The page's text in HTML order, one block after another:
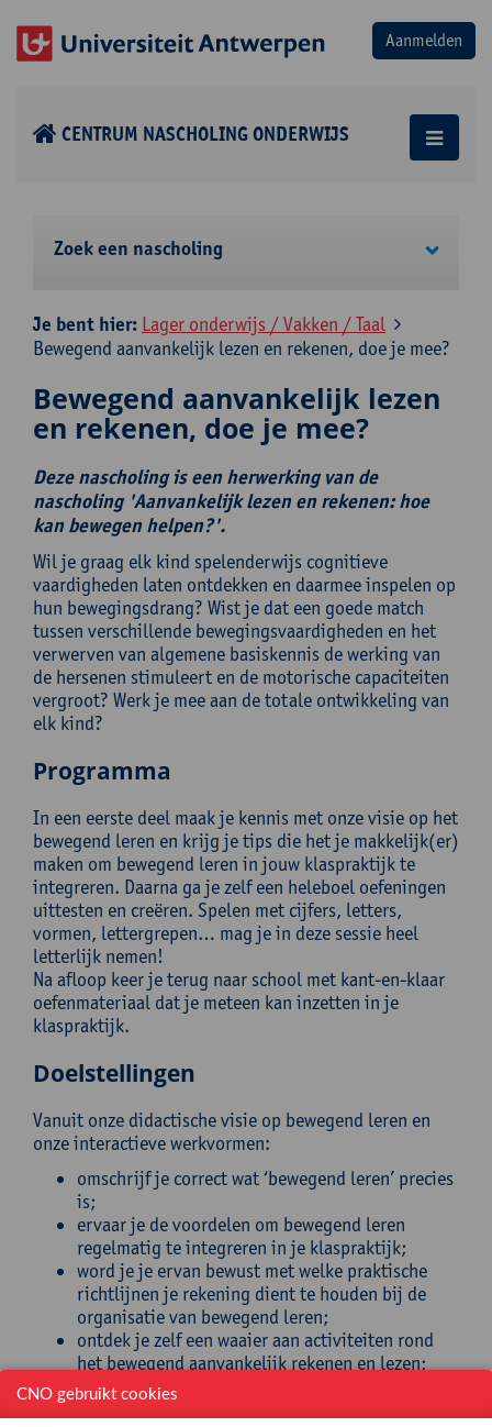
CENTRUM NASCHOLING ONDERWIJS
Zoek een nascholing
Je bent hier: Lager onderwijs / Vakken / Taal
Bewegend aanvankelijk lezen en rekenen, doe je mee?
Bewegend aanvankelijk lezen
en rekenen, doe je mee?
Deze nascholing is een herwerking van de
nascholing 'Aanvankelijk lezen en rekenen: hoe
kan bewegen helpen?'.
Wil je graag elk kind spelenderwijs cognitieve
vaardigheden laten ontdekken en daarmee inspelen op
hun bewegingsdrang? Wist je dat een goede match
tussen verschillende bewegingsvaardigheden en het
verwerven van algemene basiskennis de werking van
de hersenen stimuleert en de motorische capaciteiten
vergroot? Werk je mee aan de totale ontwikkeling van
elk kind?
Programma
In een eerste deel maak je kennis met onze visie op het
bewegend leren en krijg je tips die het je makkelijk(er)
maken om bewegend leren in jouw klaspraktijk te
integreren. Daarna ga je zelf een heleboel oefeningen
uittesten en creëren. Spelen met cijfers, letters,
vormen, lettergrepen… mag je in deze sessie heel
letterlijk nemen!
Na afloop keer je terug naar school met kant-en-klaar
oefenmateriaal dat je meteen kan inzetten in je
klaspraktijk.
Doelstellingen
Vanuit onze didactische visie op bewegend leren en
onze interactieve werkvormen:
omschrijf je correct wat ‘bewegend leren’ precies
is;
ervaar je de voordelen om bewegend leren
regelmatig te integreren in je klaspraktijk;
word je je ervan bewust met welke praktische
richtlijnen je rekening dient te houden bij de
organisatie van bewegend leren;
ontdek je zelf een waaier aan activiteiten rond
het bewegend aanvankelijk rekenen en lezen;
ontwikkel je -vanuit je eigen creativiteit en
CNO gebruikt cookies